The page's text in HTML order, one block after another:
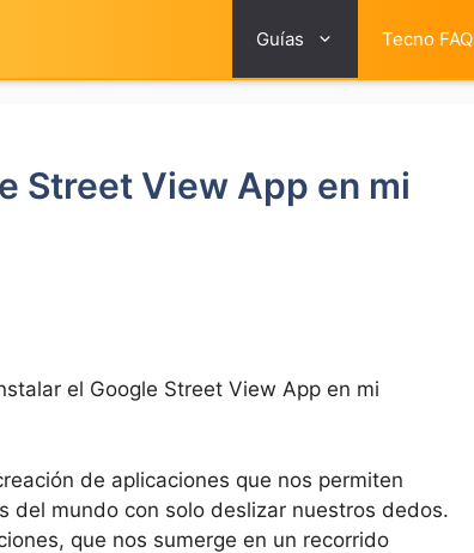
Guías Tecno FAQ
Street View App en mi
el Google Street View App en mi
de aplicaciones que nos permiten
del mundo con solo deslizar nuestros dedos.
que nos sumerge en un recorrido